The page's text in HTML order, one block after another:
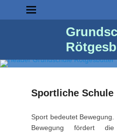
Sportliche Schule
o
s
Sport bedeutet Bewegung.
Bewegung fördert die